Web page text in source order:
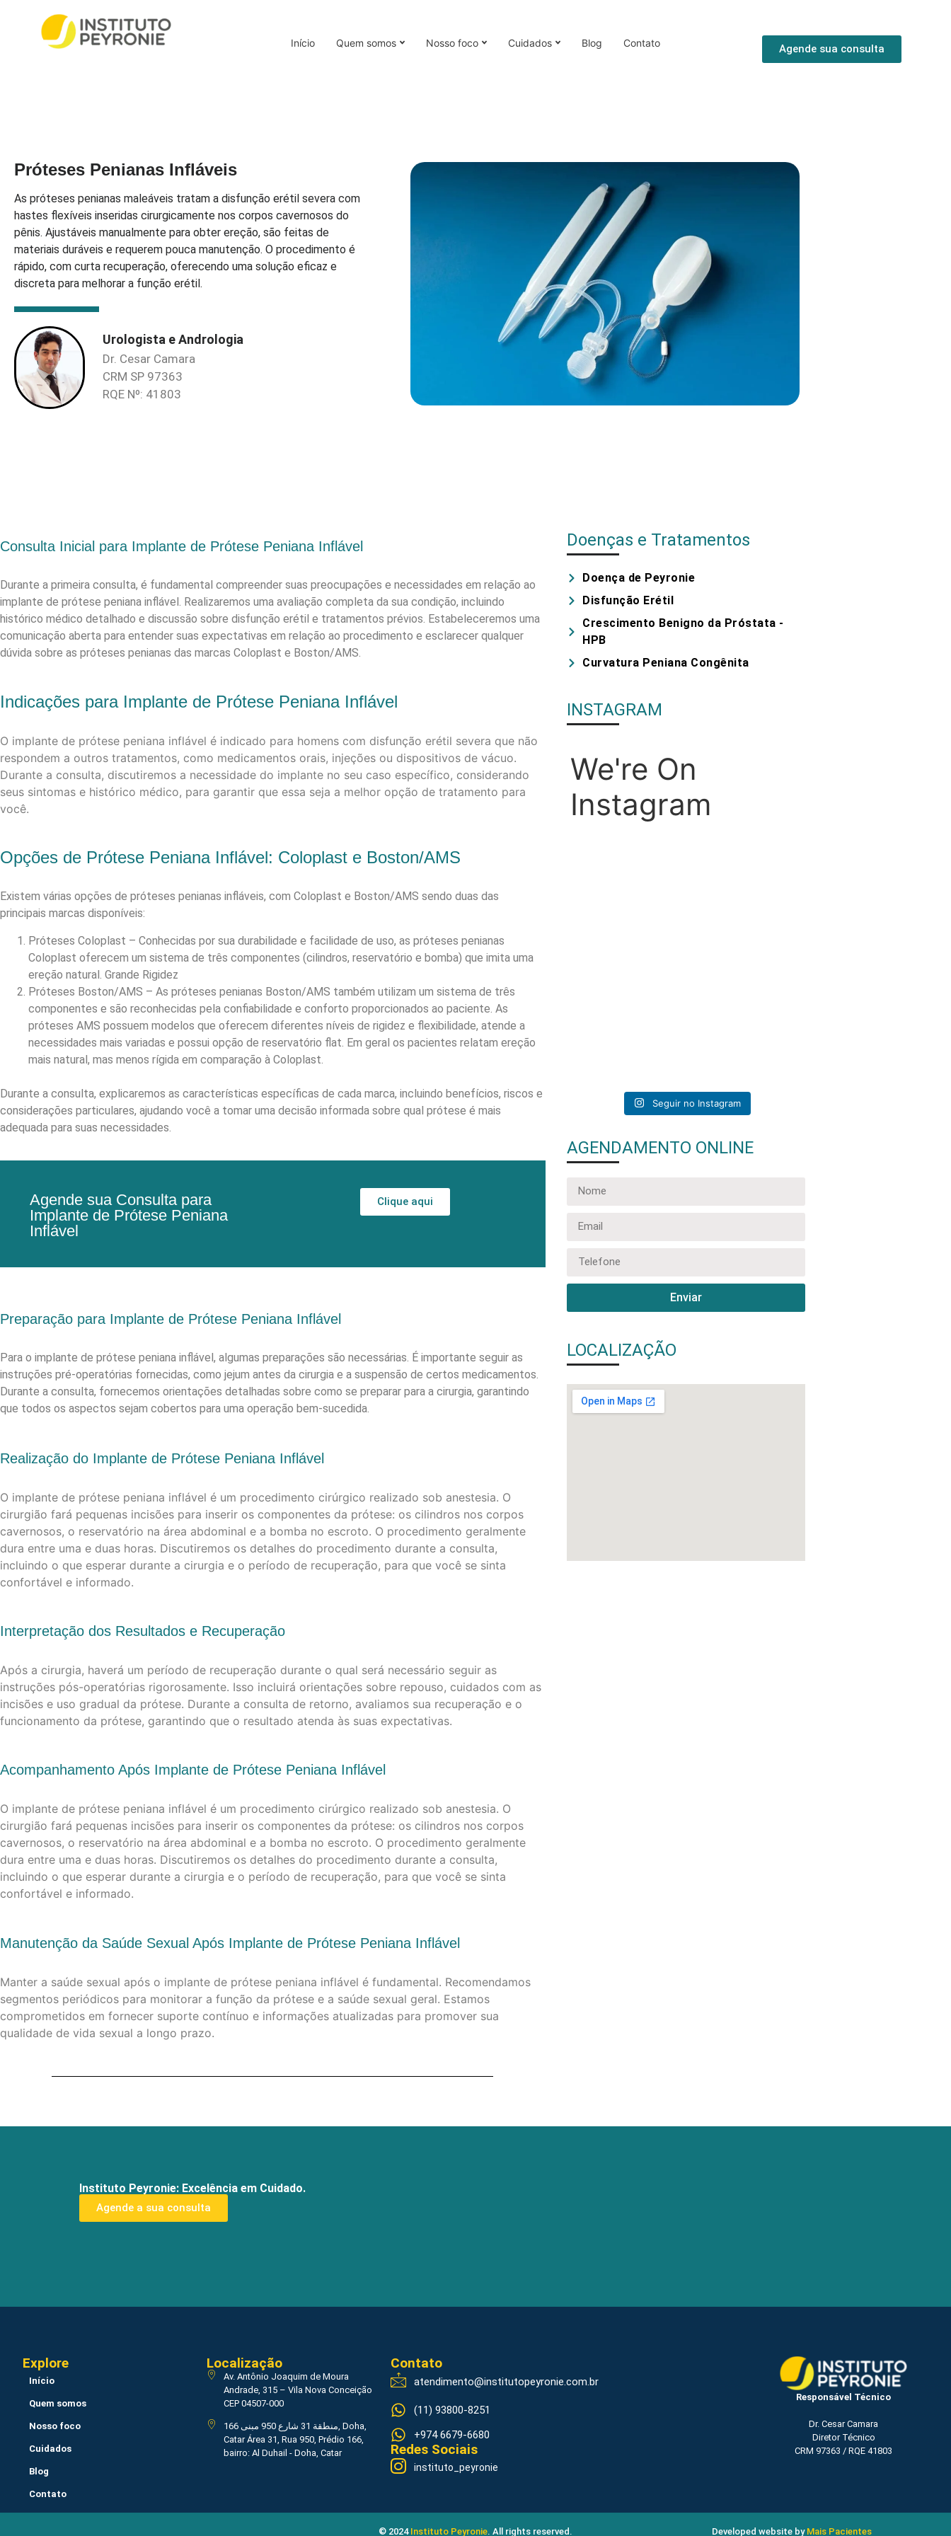
Início Quem somos Nosso foco Cuidados Blog Contato Agende sua consulta
Próteses Penianas Infláveis
As próteses penianas maleáveis tratam a disfunção erétil severa com
hastes flexíveis inseridas cirurgicamente nos corpos cavernosos do
pênis. Ajustáveis manualmente para obter ereção, são feitas de
materiais duráveis e requerem pouca manutenção. O procedimento é
rápido, com curta recuperação, oferecendo uma solução eficaz e
discreta para melhorar a função erétil.
Urologista e Andrologia
Dr. Cesar Camara
CRM SP 97363
RQE Nº: 41803
Consulta Inicial para Implante de Prótese Peniana Inflável
Durante a primeira consulta, é fundamental compreender suas preocupações e necessidades em relação ao
implante de prótese peniana inflável. Realizaremos uma avaliação completa da sua condição, incluindo
histórico médico detalhado e discussão sobre disfunção erétil e tratamentos prévios. Estabeleceremos uma
comunicação aberta para entender suas expectativas em relação ao procedimento e esclarecer qualquer
dúvida sobre as próteses penianas das marcas Coloplast e Boston/AMS.
Indicações para Implante de Prótese Peniana Inflável
O implante de prótese peniana inflável é indicado para homens com disfunção erétil severa que não
respondem a outros tratamentos, como medicamentos orais, injeções ou dispositivos de vácuo.
Durante a consulta, discutiremos a necessidade do implante no seu caso específico, considerando
seus sintomas e histórico médico, para garantir que essa seja a melhor opção de tratamento para
você.
Opções de Prótese Peniana Inflável: Coloplast e Boston/AMS
Existem várias opções de próteses penianas infláveis, com Coloplast e Boston/AMS sendo duas das
principais marcas disponíveis:
Próteses Coloplast – Conhecidas por sua durabilidade e facilidade de uso, as próteses penianas
Coloplast oferecem um sistema de três componentes (cilindros, reservatório e bomba) que imita uma
ereção natural. Grande Rigidez
Próteses Boston/AMS – As próteses penianas Boston/AMS também utilizam um sistema de três
componentes e são reconhecidas pela confiabilidade e conforto proporcionados ao paciente. As
próteses AMS possuem modelos que oferecem diferentes níveis de rigidez e flexibilidade, atende a
necessidades mais variadas e possui opção de reservatório flat. Em geral os pacientes relatam ereção
mais natural, mas menos rígida em comparação à Coloplast.
Durante a consulta, explicaremos as características específicas de cada marca, incluindo benefícios, riscos e
considerações particulares, ajudando você a tomar uma decisão informada sobre qual prótese é mais
adequada para suas necessidades.
Agende sua Consulta para
Implante de Prótese Peniana
Inflável
Clique aqui
Preparação para Implante de Prótese Peniana Inflável
Para o implante de prótese peniana inflável, algumas preparações são necessárias. É importante seguir as
instruções pré-operatórias fornecidas, como jejum antes da cirurgia e a suspensão de certos medicamentos.
Durante a consulta, fornecemos orientações detalhadas sobre como se preparar para a cirurgia, garantindo
que todos os aspectos sejam cobertos para uma operação bem-sucedida.
Realização do Implante de Prótese Peniana Inflável
O implante de prótese peniana inflável é um procedimento cirúrgico realizado sob anestesia. O
cirurgião fará pequenas incisões para inserir os componentes da prótese: os cilindros nos corpos
cavernosos, o reservatório na área abdominal e a bomba no escroto. O procedimento geralmente
dura entre uma e duas horas. Discutiremos os detalhes do procedimento durante a consulta,
incluindo o que esperar durante a cirurgia e o período de recuperação, para que você se sinta
confortável e informado.
Interpretação dos Resultados e Recuperação
Após a cirurgia, haverá um período de recuperação durante o qual será necessário seguir as
instruções pós-operatórias rigorosamente. Isso incluirá orientações sobre repouso, cuidados com as
incisões e uso gradual da prótese. Durante a consulta de retorno, avaliamos sua recuperação e o
funcionamento da prótese, garantindo que o resultado atenda às suas expectativas.
Acompanhamento Após Implante de Prótese Peniana Inflável
O implante de prótese peniana inflável é um procedimento cirúrgico realizado sob anestesia. O
cirurgião fará pequenas incisões para inserir os componentes da prótese: os cilindros nos corpos
cavernosos, o reservatório na área abdominal e a bomba no escroto. O procedimento geralmente
dura entre uma e duas horas. Discutiremos os detalhes do procedimento durante a consulta,
incluindo o que esperar durante a cirurgia e o período de recuperação, para que você se sinta
confortável e informado.
Manutenção da Saúde Sexual Após Implante de Prótese Peniana Inflável
Manter a saúde sexual após o implante de prótese peniana inflável é fundamental. Recomendamos
segmentos periódicos para monitorar a função da prótese e a saúde sexual geral. Estamos
comprometidos em fornecer suporte contínuo e informações atualizadas para promover sua
qualidade de vida sexual a longo prazo.
Doenças e Tratamentos​
Doença de Peyronie​
Disfunção Erétil
Crescimento Benigno da Próstata -
HPB
Curvatura Peniana Congênita
INSTAGRAM
We're On
Instagram
Seguir no Instagram
AGENDAMENTO ONLINE
Enviar
LOCALIZAÇÃO
Instituto Peyronie: Excelência em Cuidado.
Agende a sua consulta
Explore
Início
Quem somos
Nosso foco
Cuidados
Blog
Contato
Localização
Av. Antônio Joaquim de Moura
Andrade, 315 – Vila Nova Conceição
CEP 04507-000
منطقة 31 شارع 950 مبنى 166, Doha,
Catar Área 31, Rua 950, Prédio 166,
bairro: Al Duhail - Doha, Catar
Contato
atendimento@institutopeyronie.com.br
(11) 93800-8251
+974 6679-6680
Redes Sociais
instituto_peyronie
Responsável Técnico
Dr. Cesar Camara
Diretor Técnico
CRM 97363 / RQE 41803
© 2024 Instituto Peyronie. All rights reserved. Developed website by Mais Pacientes